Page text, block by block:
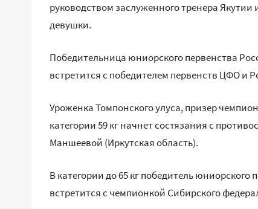
руководством заслуженного тренера
девушки.
Победительница юниорского первенства
встретится с победителем первенств ЦФО и
Уроженка Томпонского улуса, призер
категории 59 кг начнет состязания с
Маншеевой (Иркутская область).
В категории до 65 кг победитель
встретится с чемпионкой Сибирского